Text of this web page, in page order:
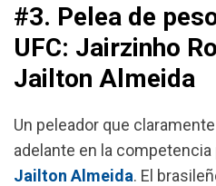
#3. Pelea de
UFC: Jairzinho
Jailton Almeida
Un peleador que
adelante en la
Jailton Almeida. El